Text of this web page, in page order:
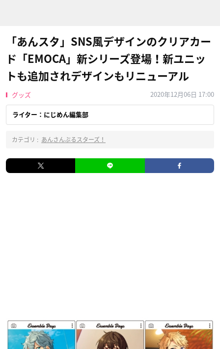
「あんスタ」SNS風デザインのクリアカー
ド「EMOCA」新シリーズ登場！新ユニッ
トも追加されデザインもリニューアル
グッズ 2020年12月06日 17:00
ライター：にじめん編集部
カテゴリ : あんさんぶるスターズ！